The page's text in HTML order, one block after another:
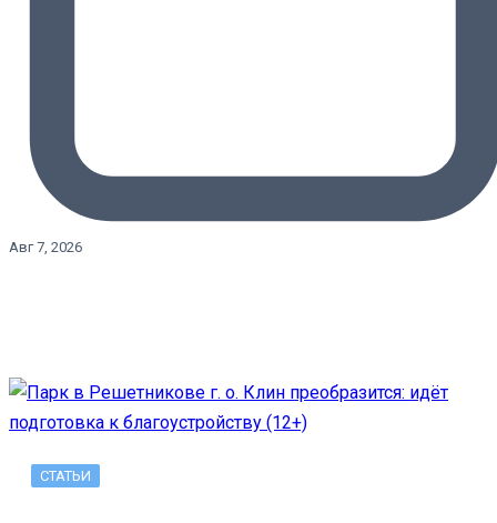
Авг 7, 2026
СТАТЬИ